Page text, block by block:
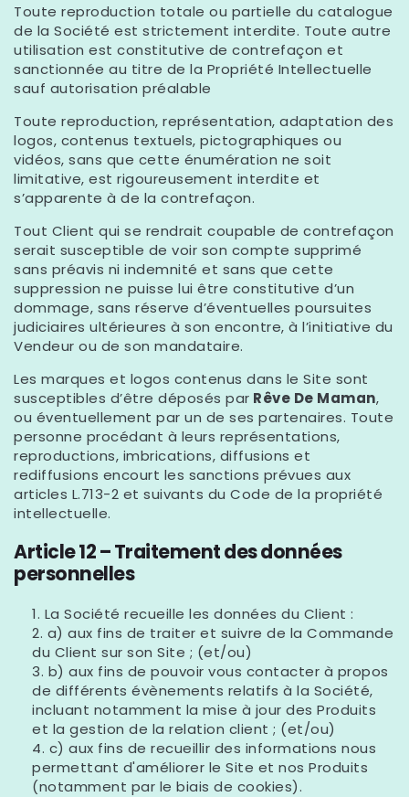
Toute reproduction totale ou partielle du catalogue
de la Société est strictement interdite. Toute autre
utilisation est constitutive de contrefaçon et
sanctionnée au titre de la Propriété Intellectuelle
sauf autorisation préalable
Toute reproduction, représentation, adaptation des
logos, contenus textuels, pictographiques ou
vidéos, sans que cette énumération ne soit
limitative, est rigoureusement interdite et
s’apparente à de la contrefaçon.
Tout Client qui se rendrait coupable de contrefaçon
serait susceptible de voir son compte supprimé
sans préavis ni indemnité et sans que cette
suppression ne puisse lui être constitutive d’un
dommage, sans réserve d’éventuelles poursuites
judiciaires ultérieures à son encontre, à l’initiative du
Vendeur ou de son mandataire.
Les marques et logos contenus dans le Site sont
susceptibles d’être déposés par Rêve De Maman,
ou éventuellement par un de ses partenaires. Toute
personne procédant à leurs représentations,
reproductions, imbrications, diffusions et
rediffusions encourt les sanctions prévues aux
articles L.713-2 et suivants du Code de la propriété
intellectuelle.
Article 12 – Traitement des données
personnelles
La Société recueille les données du Client :
a) aux fins de traiter et suivre de la Commande
du Client sur son Site ; (et/ou)
b) aux fins de pouvoir vous contacter à propos
de différents évènements relatifs à la Société,
incluant notamment la mise à jour des Produits
et la gestion de la relation client ; (et/ou)
c) aux fins de recueillir des informations nous
permettant d'améliorer le Site et nos Produits
(notamment par le biais de cookies).